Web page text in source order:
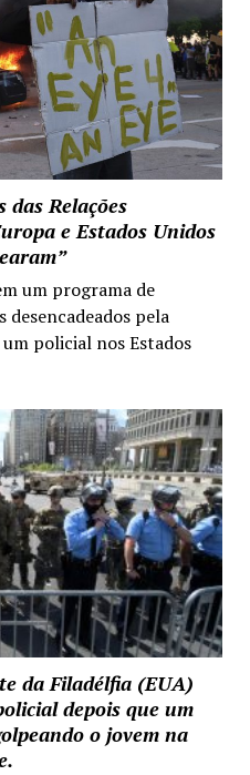
Relações
e Estados Unidos
um programa de
pela
policial nos Estados
da Filadélfia (EUA)
depois que um
o jovem na